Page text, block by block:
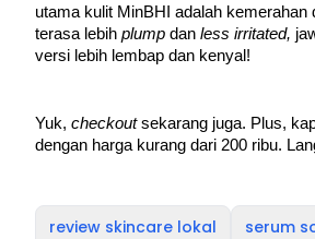
utama kulit MinBHI adalah
terasa lebih plump dan less irritated,
versi lebih lembap dan kenyal!
Yuk, checkout sekarang juga. Plus,
dengan harga kurang dari 200 ribu.
review skincare lokal serum